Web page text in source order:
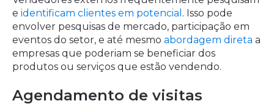
e identificam clientes em potencial . Isso pode
envolver pesquisas de mercado, participação em
eventos do setor, e até mesmo abordagem direta a
empresas que poderiam se beneficiar dos
produtos ou serviços que estão vendendo.
Agendamento de visitas